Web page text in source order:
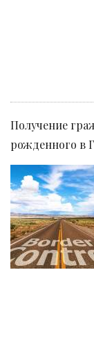
Получение
рожденного в